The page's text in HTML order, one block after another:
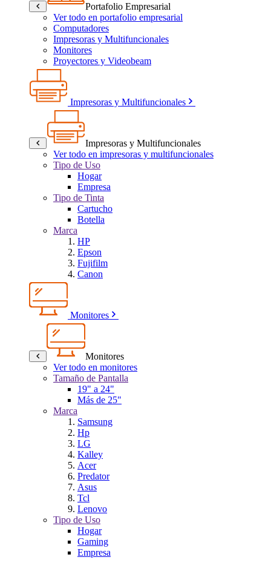
Portafolio Empresarial
Ver todo en portafolio empresarial
Computadores
Impresoras y Multifuncionales
Monitores
Proyectores y Videobeam
Impresoras y Multifuncionales
Impresoras y Multifuncionales
Ver todo en impresoras y multifuncionales
Tipo de Uso
Hogar
Empresa
Tipo de Tinta
Cartucho
Botella
Marca
HP
Epson
Fujifilm
Canon
Monitores
Monitores
Ver todo en monitores
Tamaño de Pantalla
19" a 24"
Más de 25"
Marca
Samsung
Hp
LG
Kalley
Acer
Predator
Asus
Tcl
Lenovo
Tipo de Uso
Hogar
Gaming
Empresa